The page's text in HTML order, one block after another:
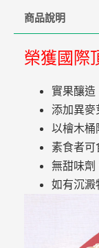
商品說明
榮獲國際
實果釀造
添加異麥
以檜木桶
素食者可
無甜味劑
如有沉澱